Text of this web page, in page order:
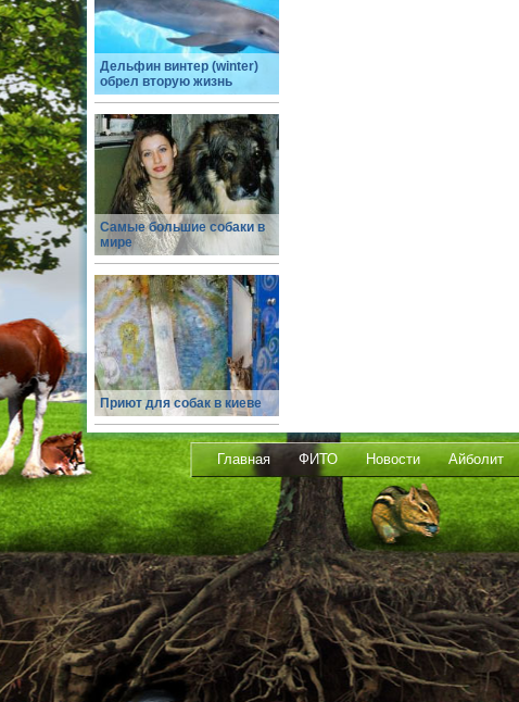
Дельфин винтер (winter)
обрел вторую жизнь
Самые большие собаки в
мире
Приют для собак в киеве
Главная ФИТО Новости Айболит